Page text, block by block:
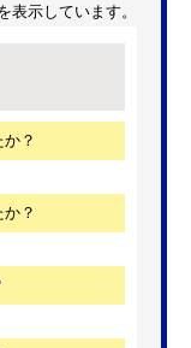
表示しています。
？
？